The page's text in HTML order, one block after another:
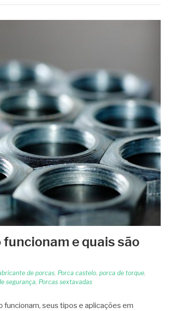
e quais são
de porcas Porca castelo porca de torque
segurança Porcas sextavadas
seus tipos e aplicações em